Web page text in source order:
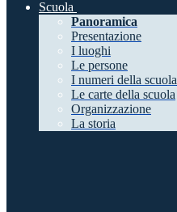
Scuola
Panoramica
Presentazione
I luoghi
Le persone
I numeri della scuola
Le carte della scuola
Organizzazione
La storia